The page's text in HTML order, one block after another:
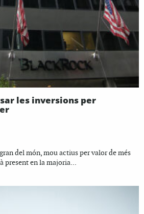
les inversions per
del món, mou actius per valor de més
present en la majoria...